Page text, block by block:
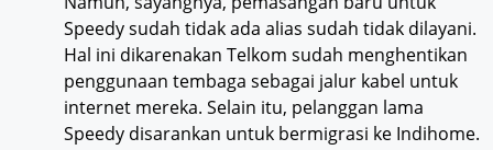
Speedy sudah tidak ada alias sudah tidak dilayani.
Hal ini dikarenakan Telkom sudah menghentikan
penggunaan tembaga sebagai jalur kabel untuk
internet mereka. Selain itu, pelanggan lama
Speedy disarankan untuk bermigrasi ke Indihome.